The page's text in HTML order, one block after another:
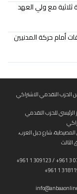
مع ولي العهد
أمام حركة المدنيين
الحزب التقدمي الاشتراكي
الرئيسي للحزب التقدمي
شارع جبل العرب،
الثالث
+961 1 309123 / +961 3
+961 1